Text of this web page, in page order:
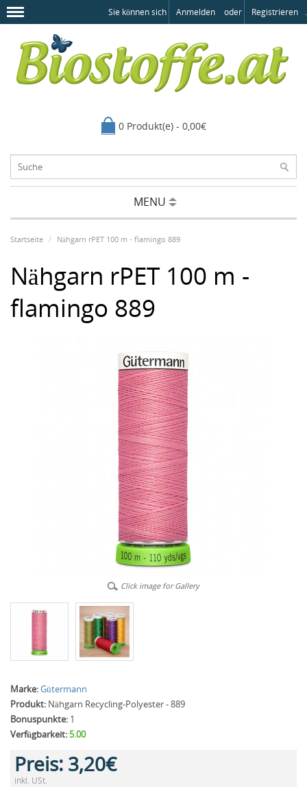
Sie können sich Anmelden oder Registrieren .
0 Produkt(e) - 0,00€
MENU
Startseite Nähgarn rPET 100 m - flamingo 889
Nähgarn rPET 100 m -
flamingo 889
Click image for Gallery
Marke:Gütermann
Produkt: Nähgarn Recycling-Polyester - 889
Bonuspunkte: 1
Verfügbarkeit:5.00
Preis: 3,20€
inkl. USt.